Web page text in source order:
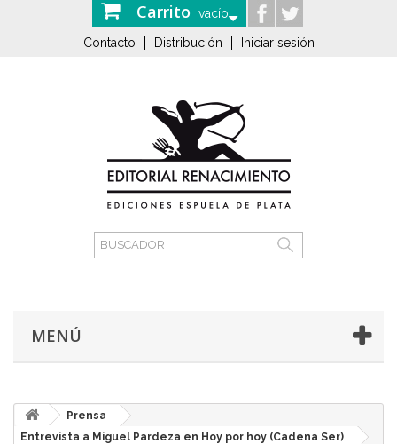
Carrito vacío
Contacto Distribución Iniciar sesión
MENÚ
Prensa
Entrevista a Miguel Pardeza en Hoy por hoy (Cadena Ser)